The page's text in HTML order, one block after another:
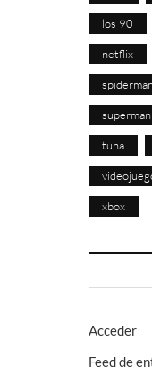
los 90
netflix
superman
tuna
xbox
Acceder
Feed de